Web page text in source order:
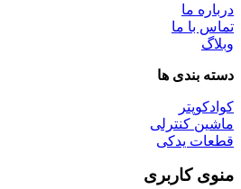
درباره ما
تماس با ما
وبلاگ
دسته بندی ها
کوادکوپتر
ماشین کنترلی
قطعات یدکی
منوی کاربری